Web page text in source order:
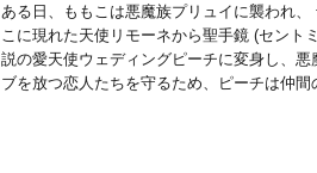
ある日、ももこは悪魔族プリュイに襲われ
こに現れた天使リモーネから聖手鏡 (セント
説の愛天使ウェディングピーチに変身し、
ブを放つ恋人たちを守るため、ピーチは仲